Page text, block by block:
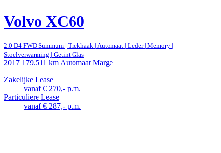
Volvo XC60
2.0 D4 FWD Summum | Trekhaak | Automaat | Leder | Memory |
Stoelverwarming | Getint Glas
2017 179.511 km Automaat Marge
Zakelijke Lease
vanaf € 270,- p.m.
Particuliere Lease
vanaf € 287,- p.m.